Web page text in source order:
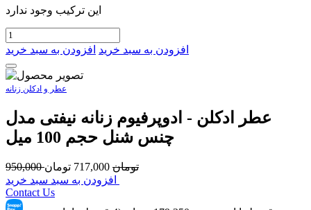
این ترکیب وجود ندارد
افزودن به سبد خرید افزودن به سبد خرید
عطر و ادکلن زنانه
عطر ادکلن - ادوپرفیوم زنانه نیفتی مدل
چنس شنل حجم 100 میل
950,000 تومان 717,000 تومان
Contact Us